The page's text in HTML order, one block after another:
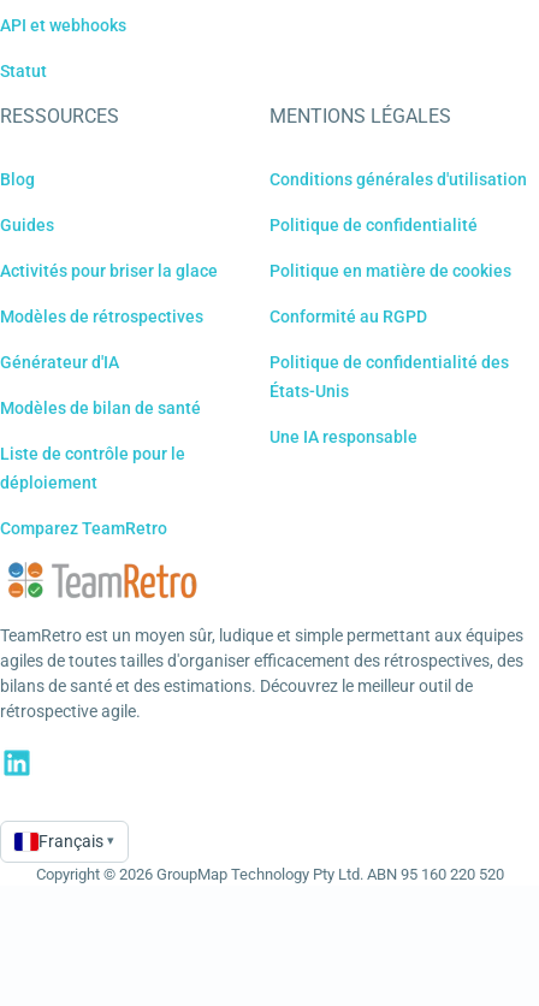
API et webhooks
Statut
RESSOURCES
Blog
Guides
Activités pour briser la glace
Modèles de rétrospectives
Générateur d'IA
Modèles de bilan de santé
Liste de contrôle pour le
déploiement
Comparez TeamRetro
MENTIONS LÉGALES
Conditions générales d'utilisation
Politique de confidentialité
Politique en matière de cookies
Conformité au RGPD
Politique de confidentialité des
États-Unis
Une IA responsable
TeamRetro est un moyen sûr, ludique et simple permettant aux équipes
agiles de toutes tailles d'organiser efficacement des rétrospectives, des
bilans de santé et des estimations. Découvrez le meilleur outil de
rétrospective agile.
Language
Français ▾
Copyright © 2026 GroupMap Technology Pty Ltd. ABN 95 160 220 520